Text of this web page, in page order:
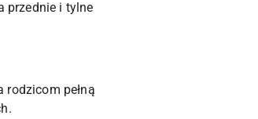
przednie i tylne
pełną